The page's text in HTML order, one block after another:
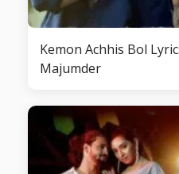
Kemon Achhis Bol
Majumder